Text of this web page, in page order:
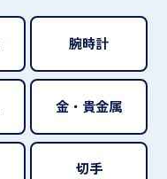
腕時計
金・貴金属
切手